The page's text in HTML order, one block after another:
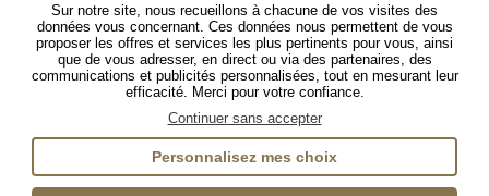
Satisfaction Clients
SUIVEZ-NOUS
InstagramTikTokFacebookYouTubeLinkedIn
Sur notre site, nous recueillons à chacune de vos visites des
données vous concernant. Ces données nous permettent de vous
proposer les offres et services les plus pertinents pour vous, ainsi
que de vous adresser, en direct ou via des partenaires, des
communications et publicités personnalisées, tout en mesurant leur
efficacité. Merci pour votre confiance.
Continuer sans accepter
Personnalisez mes choix